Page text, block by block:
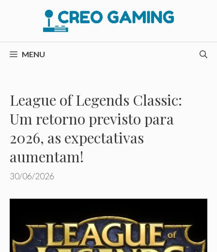
conteúdo
MENU
League of Legends Classic:
Um retorno previsto para
2026, as expectativas
aumentam!
30/06/2026